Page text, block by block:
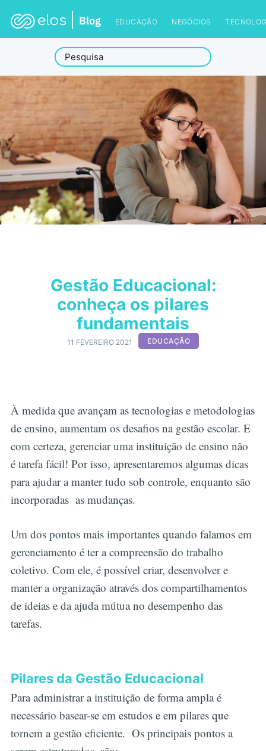
EDUCAÇÃO NEGÓCIOS
Gestão Educacional:
conheça os pilares
fundamentais
11 FEVEREIRO 2021 EDUCAÇÃO
À medida que avançam as tecnologias e metodologias
de ensino, aumentam os desafios na gestão escolar. E
com certeza, gerenciar uma instituição de ensino não
é tarefa fácil! Por isso, apresentaremos algumas dicas
para ajudar a manter tudo sob controle, enquanto são
incorporadas as mudanças.
Um dos pontos mais importantes quando falamos em
gerenciamento é ter a compreensão do trabalho
coletivo. Com ele, é possível criar, desenvolver e
manter a organização através dos compartilhamentos
de ideias e da ajuda mútua no desempenho das
tarefas.
Pilares da Gestão Educacional
Para administrar a instituição de forma ampla é
necessário basear-se em estudos e em pilares que
tornem a gestão eficiente. Os principais pontos a